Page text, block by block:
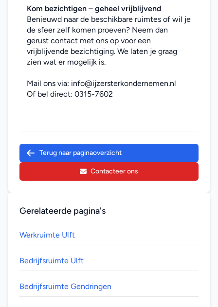
Kom bezichtigen – geheel vrijblijvend
Benieuwd naar de beschikbare ruimtes of wil je
de sfeer zelf komen proeven? Neem dan
gerust contact met ons op voor een
vrijblijvende bezichtiging. We laten je graag
zien wat er mogelijk is.
Mail ons via: info@ijzersterkondernemen.nl
Of bel direct: 0315-7602
Terug naar paginaoverzicht
Contacteer ons
Gerelateerde pagina's
Werkruimte Ulft
Bedrijfsruimte Ulft
Bedrijfsruimte Gendringen